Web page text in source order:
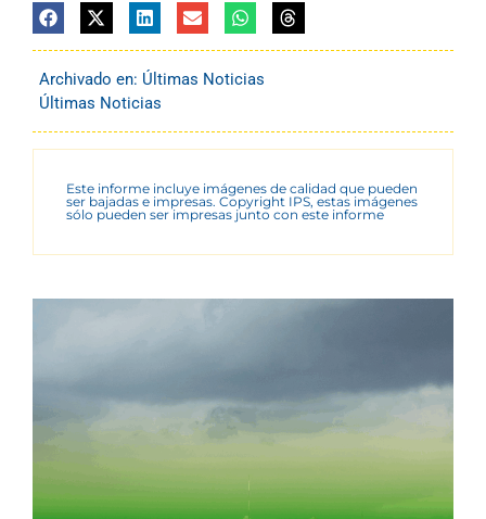
Archivado en: Últimas Noticias
Últimas Noticias
Este informe incluye imágenes de calidad que pueden
ser bajadas e impresas. Copyright IPS, estas imágenes
sólo pueden ser impresas junto con este informe